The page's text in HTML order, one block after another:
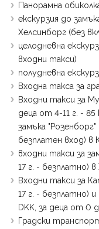
Панорамна
екскурзия до
Хелсинборг (без
целодневна
входни такси)
полудневна
Входна такса за
Входни такси за
деца от 4-11 г. - 85
замъка "Розенборг"
безплатен вход) в
входни такси за
17 г. - безплатно) в
Входни такси за
17 г. - безплатно)
DKK, за деца от 0
Градски